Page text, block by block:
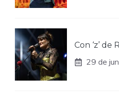
Con ‘z’ de
29 de